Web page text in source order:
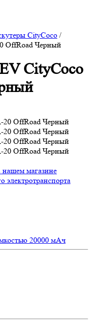
CityCoco /
OffRoad Черный
CityCoco
20000 мАч